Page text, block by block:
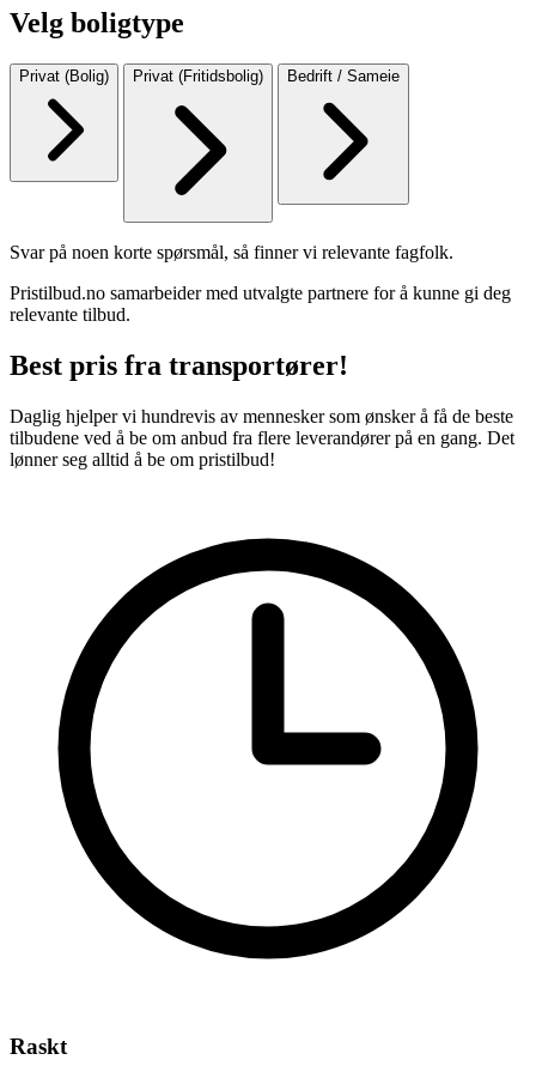
Velg boligtype
Privat (Bolig) Privat (Fritidsbolig) Bedrift / Sameie
Svar på noen korte spørsmål, så finner vi relevante fagfolk.
Pristilbud.no samarbeider med utvalgte partnere for å kunne gi deg
relevante tilbud.
Best pris fra transportører!
Daglig hjelper vi hundrevis av mennesker som ønsker å få de beste
tilbudene ved å be om anbud fra flere leverandører på en gang. Det
lønner seg alltid å be om pristilbud!
Raskt